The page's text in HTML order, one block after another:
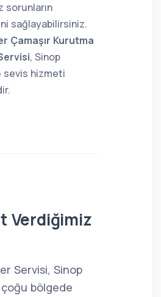
sorunların
sağlayabilirsiniz.
Çamaşır Kurutma
, Sinop
sevis hizmeti
Verdiğimiz
Servisi, Sinop
bölgede